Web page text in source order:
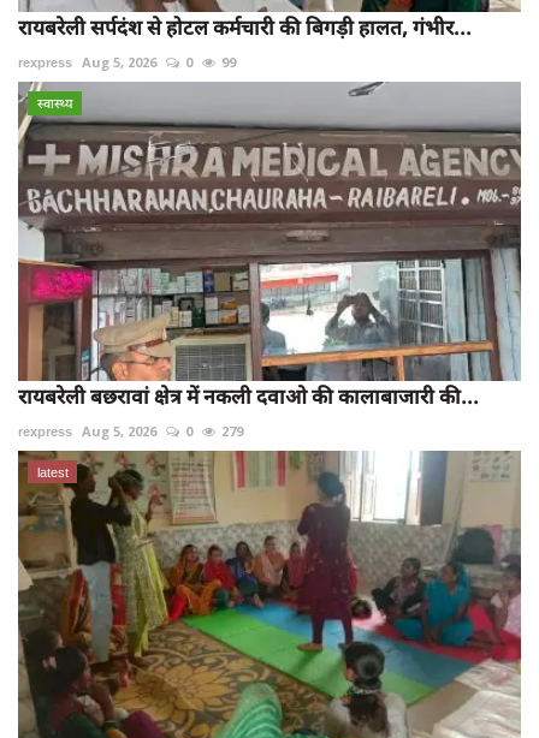
रायबरेली सर्पदंश से होटल कर्मचारी की बिगड़ी हालत, गंभीर...
rexpress Aug 5, 2026 0 99
स्वास्थ्य
रायबरेली बछरावां क्षेत्र में नकली दवाओ की कालाबाजारी की...
rexpress Aug 5, 2026 0 279
latest